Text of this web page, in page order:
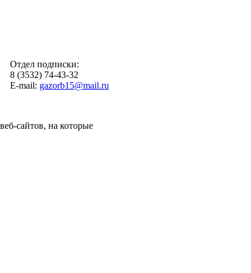
Отдел подписки:
8 (3532) 74-43-32
E-mail: gazorb15@mail.ru
сайтов, на которые